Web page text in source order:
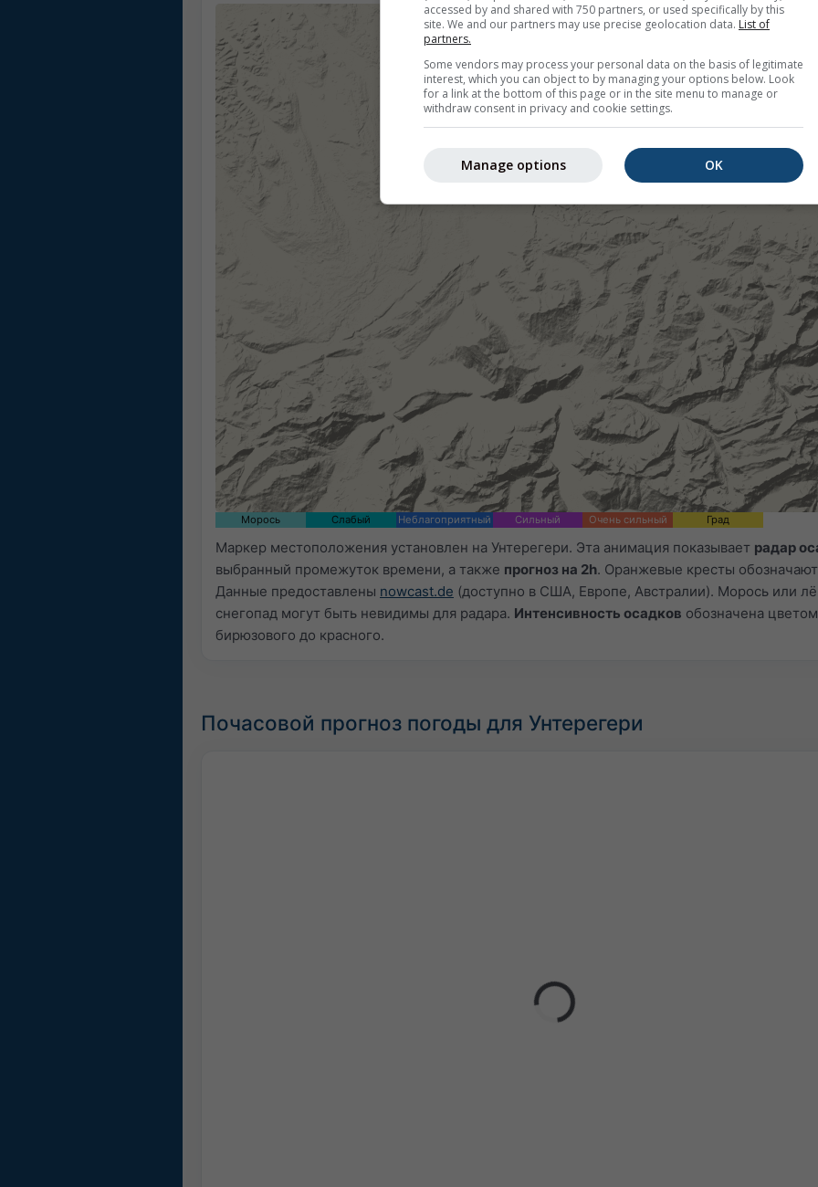
Морось Слабый Неблагоприятный Сильный Очень сильный Град
Маркер местоположения установлен на Унтерегери. Эта анимация показывает радар
выбранный промежуток времени, а также прогноз на 2h. Оранжевые кресты
Данные предоставлены nowcast.de (доступно в США, Европе, Австралии). Морось или
снегопад могут быть невидимы для радара. Интенсивность осадков обозначена
бирюзового до красного.
Почасовой прогноз погоды для Унтерегери
accessed by and shared with 750 partners, or used specifically by this
site. We and our partners may use precise geolocation data. List of
partners.
Some vendors may process your personal data on the basis of legitimate
interest, which you can object to by managing your options below. Look
for a link at the bottom of this page or in the site menu to manage or
withdraw consent in privacy and cookie settings.
OK
Manage options